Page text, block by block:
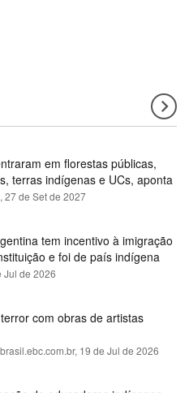
em florestas públicas,
terras indígenas e UCs, aponta
27 de Set de 2027
tem incentivo à imigração
e foi de país indígena
Jul de 2026
com obras de artistas
19 de Jul de 2026